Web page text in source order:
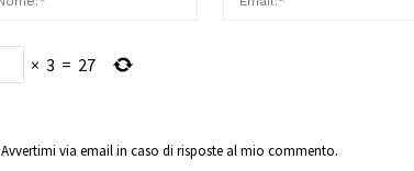
× 3 = 27
Avvertimi via email in caso di risposte al mio commento.